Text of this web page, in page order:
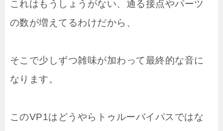
これはもうしょうがない、通る接点やパーツ
の数が増えてるわけだから、
そこで少しずつ雑味が加わって最終的な音に
なります。
このVP1はどうやらトゥルーバイパスではな